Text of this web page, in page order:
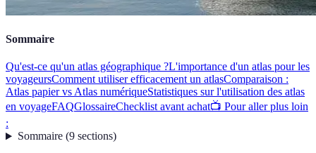
Sommaire
Qu'est-ce qu'un atlas géographique ?L'importance d'un atlas pour les
voyageursComment utiliser efficacement un atlasComparaison :
Atlas papier vs Atlas numériqueStatistiques sur l'utilisation des atlas
en voyageFAQGlossaireChecklist avant achat📺 Pour aller plus loin
:
Sommaire(9 sections)